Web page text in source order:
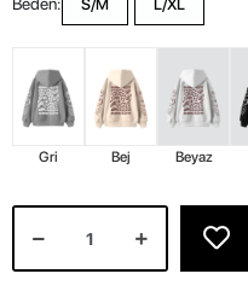
S/M L/XL
Gri Bej Beyaz